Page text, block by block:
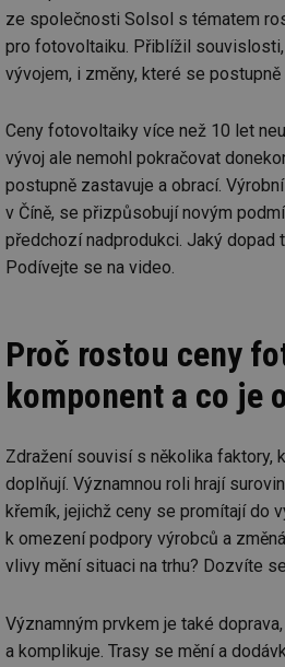
ze společnosti Solsol s tématem
pro fotovoltaiku. Přiblížil
vývojem, i změny, které se
Ceny fotovoltaiky více než 10 let
vývoj ale nemohl pokračovat
postupně zastavuje a obrací.
v Číně, se přizpůsobují novým
předchozí nadprodukci. Jaký dopad
Podívejte se na video.
Proč rostou ceny
komponent a co je
Zdražení souvisí s několika faktory,
doplňují. Významnou roli hrají
křemík, jejichž ceny se promítají do
k omezení podpory výrobců a
vlivy mění situaci na trhu? Dozvíte
Významným prvkem je také
a komplikuje. Trasy se mění a